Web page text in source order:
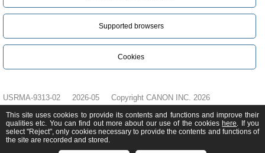
Supported browsers
Cookies
USRMA-9313-02 2026-05 Copyright CANON INC. 2026
This site uses cookies to provide its contents and functions and improve their
qualities etc. You can find out more about our use of the cookies here. If you
select "Reject", only cookies necessary to provide the contents and functions of
the site are recorded and stored.